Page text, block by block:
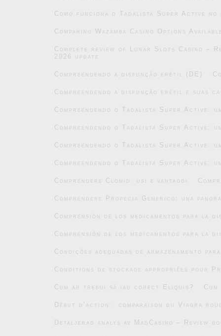
Como funciona o Tadalista Super Active no
Comparing Wazamba Casino Options
Complete review of Lunar Slots Casino –
2026 update
Compreendendo a disfunção erétil (DE)
Compreendendo a disfunção erétil e suas
Compreendendo o Tadalista Super Active:
Compreendendo o Tadalista Super Active:
Compreendendo o Tadalista Super Active:
Compreendendo o Tadalista Super Active:
Comprendere Clomid: usi e vantaggi
Comprendere Propecia Generico: una
Comprensión de los medicamentos para la
Comprensión de los medicamentos para la
Condições adequadas de armazenamento
Conditions de stockage appropriées pour
Cum ar trebui să iau corect Eliquis?
Début d’action : comparaison du Viagra
Detaljerad analys av MadCasino – Review